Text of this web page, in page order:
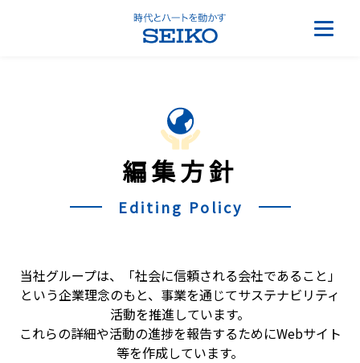
編集方針
Editing Policy
当社グループは、「社会に信頼される会社であること」
という企業理念のもと、事業を通じてサステナビリティ
活動を推進しています。
これらの詳細や活動の進捗を報告するためにWebサイト
等を作成しています。